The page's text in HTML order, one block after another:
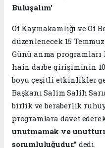
Buluşalım'
Of Kaymakamlığı ve Of
düzenlenecek 15
Günü anma programları
hain darbe girişiminin
boyu çeşitli etkinlikler
Başkanı Salim Salih
birlik ve beraberlik
programlara davet
unutmamak ve
sorumluluğudur." dedi.